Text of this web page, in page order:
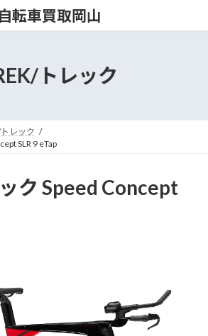
自転車買取岡山
トレック
レック
SLR 9 eTap
ク Speed Concept